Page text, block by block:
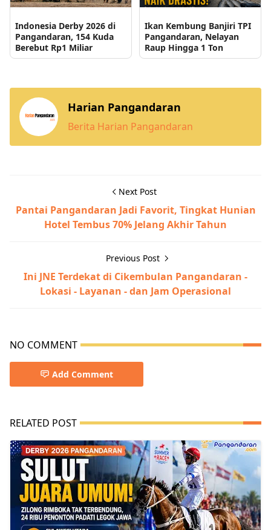
Indonesia Derby 2026 di
Pangandaran, 154 Kuda
Berebut Rp1 Miliar
Ikan Kembung Banjiri TPI
Pangandaran, Nelayan
Raup Hingga 1 Ton
Harian Pangandaran
Berita Harian Pangandaran
Next Post
Pantai Pangandaran Jadi Favorit, Tingkat Hunian
Hotel Tembus 70% Jelang Akhir Tahun
Previous Post
Ini JNE Terdekat di Cikembulan Pangandaran -
Lokasi - Layanan - dan Jam Operasional
NO COMMENT
Add Comment
RELATED POST